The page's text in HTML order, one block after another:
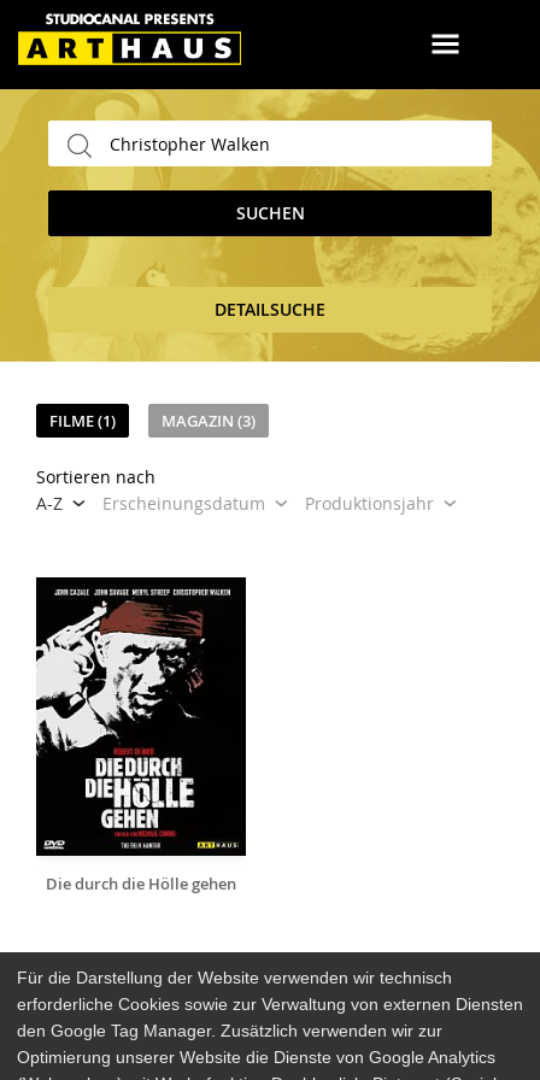
SUCHEN
DETAILSUCHE
FILME (1) MAGAZIN (3)
Sortieren nach
A-Z
Erscheinungsdatum Produktionsjahr
Die durch die Hölle gehen
Arthaus Stores
Für die Darstellung der Website verwenden wir technisch
erforderliche Cookies sowie zur Verwaltung von externen Diensten
den Google Tag Manager. Zusätzlich verwenden wir zur
Optimierung unserer Website die Dienste von Google Analytics